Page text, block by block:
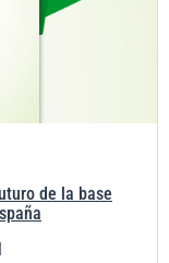
de la base